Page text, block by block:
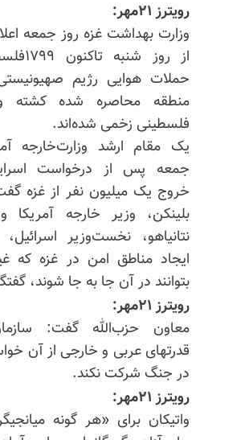
رویترز ۲۱مهر:
وزارت بهداشت غزه روز جمعه
از روز
حملات هوایی رژیم
فلسطینی زخمی شده‌اند.
یک مقام ارشد وزارت‌خارجه
جمعه پس از درخواست
خروج یک میلیون نفر از غزه
بلینکن، وزیر خارجه آمریکا
نتانیاهو، نخست‌وزیر
ایجاد مناطق امن در غزه که
بتوانند در آن جا به جا شوند،
رویترز ۲۱مهر:
معاون حزب‌الله گفت:
قدرتهای عربی و خارجی از آن
در جنگ شرکت نکند.
رویترز ۲۱مهر:
واتیکان برای «هر گونه